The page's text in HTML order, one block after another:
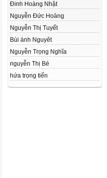
Đinh Hoàng Nhật
Nguyễn Đức Hoàng
Nguyễn Thị Tuyết
Bùi ánh Nguyêt
Nguyễn Trọng Nghĩa
nguyễn Thị Bé
hứa trọng tiến